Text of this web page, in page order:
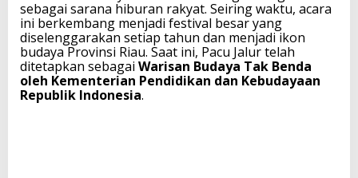
u
y
a
n
g
M
e
sebagai sarana hiburan rakyat. Seiring waktu, acara
ini berkembang menjadi festival besar yang
diselenggarakan setiap tahun dan menjadi ikon
budaya Provinsi Riau. Saat ini, Pacu Jalur telah
ditetapkan sebagai Warisan Budaya Tak Benda
oleh Kementerian Pendidikan dan Kebudayaan
Republik Indonesia.